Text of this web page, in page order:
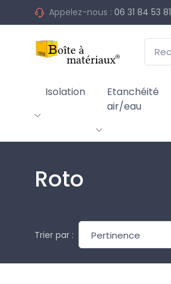
Appelez-nous : 06 31 84 53 81
Isolation
Etanchéité
air/eau
Roto
Trier par :